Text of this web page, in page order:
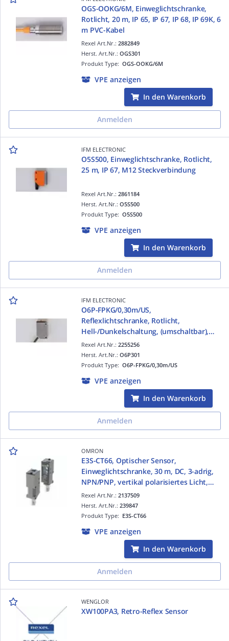
OGS-OOKG/6M, Einweglichtschranke,
Rotlicht, 20 m, IP 65, IP 67, IP 68, IP 69K, 6
m PVC-Kabel
Rexel Art.Nr.:2882849
Produkt Type:OGS-OOKG/6M
Herst. Art.Nr.:OGS301
VPE anzeigen
In den Warenkorb
Anmelden
IFM ELECTRONIC
O5S500, Einweglichtschranke, Rotlicht,
25 m, IP 67, M12 Steckverbindung
Rexel Art.Nr.:2861184
Produkt Type:O5S500
Herst. Art.Nr.:O5S500
VPE anzeigen
In den Warenkorb
Anmelden
IFM ELECTRONIC
O6P-FPKG/0,30m/US,
Reflexlichtschranke, Rotlicht,
Hell-/Dunkelschaltung, (umschaltbar),
PNP, 5 m, IP 65, IP 67, IP 68, IP 69K, 0,3 m
PVC-Kabel, M12 Steckverbindung
Rexel Art.Nr.:2255256
Produkt Type:O6P-FPKG/0,30m/US
Herst. Art.Nr.:O6P301
VPE anzeigen
In den Warenkorb
Anmelden
OMRON
E3S-CT66, Optischer Sensor,
Einweglichtschranke, 30 m, DC, 3-adrig,
NPN/PNP, vertikal polarisiertes Licht,
M12 steckbar
Rexel Art.Nr.:2137509
Produkt Type: E3S-CT66
Herst. Art.Nr.:239847
VPE anzeigen
In den Warenkorb
Anmelden
WENGLOR
XW100PA3, Retro-Reflex Sensor